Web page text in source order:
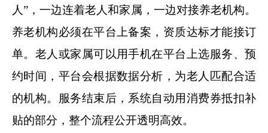
人”，一边连着老人和家属，一边对接养老机构。
养老机构必须在平台上备案，资质达标才能接订
单。老人或家属可以用手机在平台上选服务、预
约时间，平台会根据数据分析，为老人匹配合适
的机构。服务结束后，系统自动用消费券抵扣补
贴的部分，整个流程公开透明高效。